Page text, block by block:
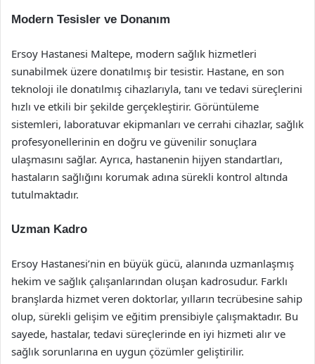
Modern Tesisler ve Donanım
Ersoy Hastanesi Maltepe, modern sağlık hizmetleri
sunabilmek üzere donatılmış bir tesistir. Hastane, en son
teknoloji ile donatılmış cihazlarıyla, tanı ve tedavi süreçlerini
hızlı ve etkili bir şekilde gerçekleştirir. Görüntüleme
sistemleri, laboratuvar ekipmanları ve cerrahi cihazlar, sağlık
profesyonellerinin en doğru ve güvenilir sonuçlara
ulaşmasını sağlar. Ayrıca, hastanenin hijyen standartları,
hastaların sağlığını korumak adına sürekli kontrol altında
tutulmaktadır.
Uzman Kadro
Ersoy Hastanesi’nin en büyük gücü, alanında uzmanlaşmış
hekim ve sağlık çalışanlarından oluşan kadrosudur. Farklı
branşlarda hizmet veren doktorlar, yılların tecrübesine sahip
olup, sürekli gelişim ve eğitim prensibiyle çalışmaktadır. Bu
sayede, hastalar, tedavi süreçlerinde en iyi hizmeti alır ve
sağlık sorunlarına en uygun çözümler geliştirilir.